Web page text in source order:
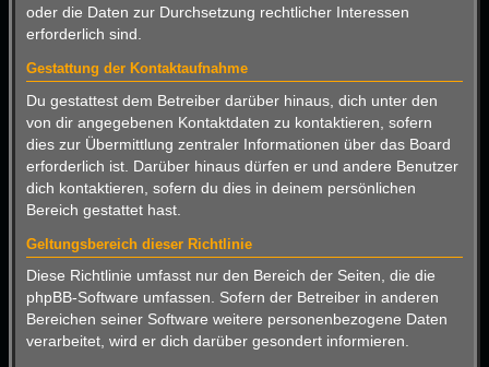
oder die Daten zur Durchsetzung rechtlicher Interessen
erforderlich sind.
Gestattung der Kontaktaufnahme
Du gestattest dem Betreiber darüber hinaus, dich unter den
von dir angegebenen Kontaktdaten zu kontaktieren, sofern
dies zur Übermittlung zentraler Informationen über das Board
erforderlich ist. Darüber hinaus dürfen er und andere Benutzer
dich kontaktieren, sofern du dies in deinem persönlichen
Bereich gestattet hast.
Geltungsbereich dieser Richtlinie
Diese Richtlinie umfasst nur den Bereich der Seiten, die die
phpBB-Software umfassen. Sofern der Betreiber in anderen
Bereichen seiner Software weitere personenbezogene Daten
verarbeitet, wird er dich darüber gesondert informieren.